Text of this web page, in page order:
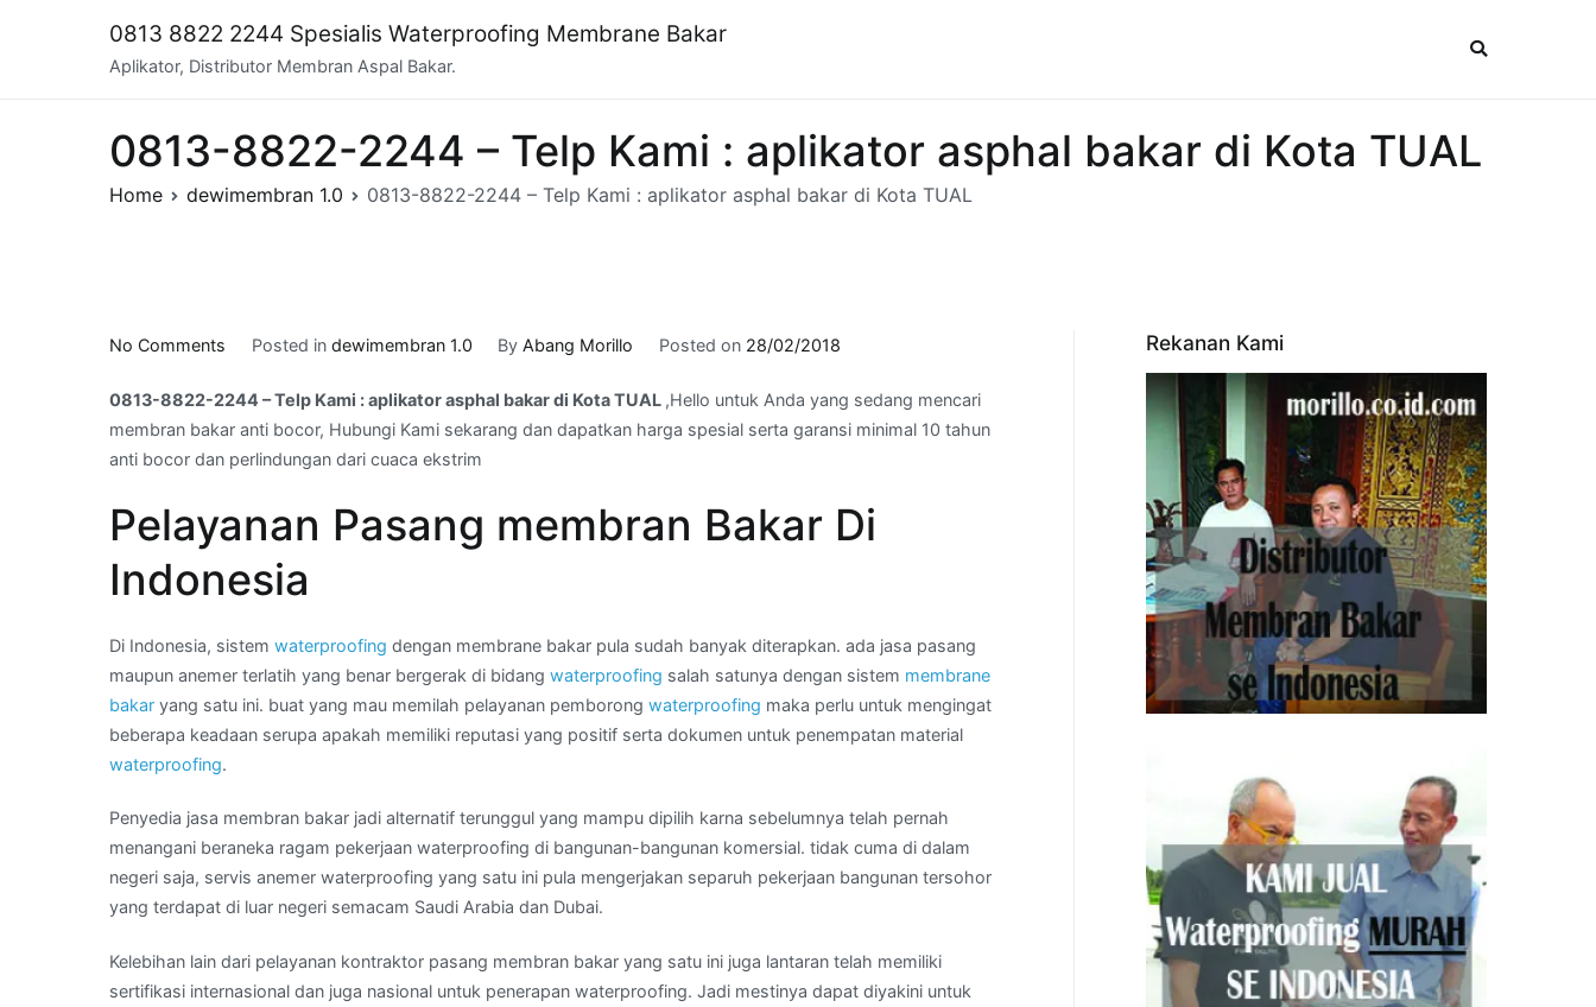
0813 8822 2244 Spesialis Waterproofing Membrane Bakar
Aplikator, Distributor Membran Aspal Bakar.
0813-8822-2244 – Telp Kami : aplikator asphal bakar di Kota TUAL
Home dewimembran 1.0 0813-8822-2244 – Telp Kami : aplikator asphal bakar di Kota TUAL
No Comments
8822-
2244
–
Kami
aplikator
bakar
di
Kota
TUAL
Posted in dewimembran 1.0 ByAbang Morillo Posted on 28/02/2018
0813-8822-2244 – Telp Kami : aplikator asphal bakar di Kota TUAL ,Hello untuk Anda yang sedang mencari
membran bakar anti bocor, Hubungi Kami sekarang dan dapatkan harga spesial serta garansi minimal 10 tahun
anti bocor dan perlindungan dari cuaca ekstrim
Pelayanan Pasang membran Bakar Di
Indonesia
Di Indonesia, sistem waterproofing dengan membrane bakar pula sudah banyak diterapkan. ada jasa pasang
maupun anemer terlatih yang benar bergerak di bidang waterproofing salah satunya dengan sistem membrane
bakar yang satu ini. buat yang mau memilah pelayanan pemborong waterproofing maka perlu untuk mengingat
beberapa keadaan serupa apakah memiliki reputasi yang positif serta dokumen untuk penempatan material
waterproofing.
Penyedia jasa membran bakar jadi alternatif terunggul yang mampu dipilih karna sebelumnya telah pernah
menangani beraneka ragam pekerjaan waterproofing di bangunan-bangunan komersial. tidak cuma di dalam
negeri saja, servis anemer waterproofing yang satu ini pula mengerjakan separuh pekerjaan bangunan tersohor
yang terdapat di luar negeri semacam Saudi Arabia dan Dubai.
Kelebihan lain dari pelayanan kontraktor pasang membran bakar yang satu ini juga lantaran telah memiliki
sertifikasi internasional dan juga nasional untuk penerapan waterproofing. Jadi mestinya dapat diyakini untuk
Rekanan Kami